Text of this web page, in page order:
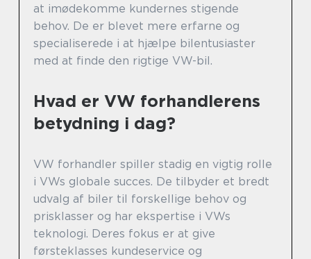
at imødekomme kundernes stigende
behov. De er blevet mere erfarne og
specialiserede i at hjælpe bilentusiaster
med at finde den rigtige VW-bil.
Hvad er VW forhandlerens
betydning i dag?
VW forhandler spiller stadig en vigtig rolle
i VWs globale succes. De tilbyder et bredt
udvalg af biler til forskellige behov og
prisklasser og har ekspertise i VWs
teknologi. Deres fokus er at give
førsteklasses kundeservice og